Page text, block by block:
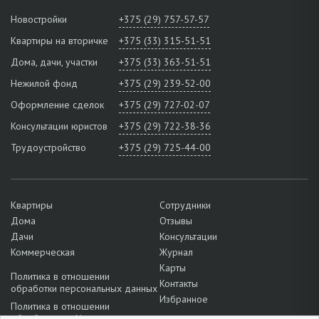
Новостройки
+375 (29) 757-57-57
Квартиры на вторичке
+375 (33) 315-51-51
Дома, дачи, участки
+375 (33) 363-51-51
Нежилой фонд
+375 (29) 239-52-00
Оформление сделок
+375 (29) 727-02-07
Консультации юристов
+375 (29) 722-38-36
Трудоустройство
+375 (29) 725-44-00
Квартиры
Дома
Дачи
Коммерческая
Политика в отношении
обработки персональных данных
Политика в отношении
Сотрудники
Отзывы
Консультации
Журнал
Карты
Контакты
Избранное